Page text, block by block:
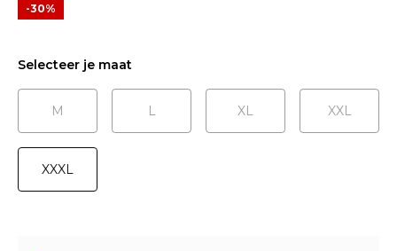
-30%
Selecteer je maat
M L XL XXL
XXXL